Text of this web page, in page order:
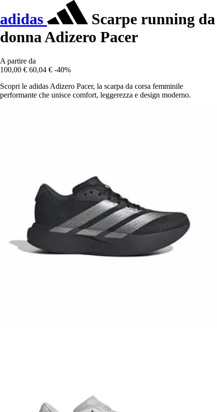
adidas
Scarpe running da
donna Adizero Pacer
A partire da
100,00 € 60,04 € -40%
Scopri le adidas Adizero Pacer, la scarpa da corsa femminile
performante che unisce comfort, leggerezza e design moderno.